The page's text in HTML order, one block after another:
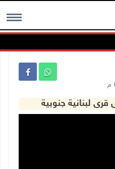
MENU
قرى لبنانية جنوبية